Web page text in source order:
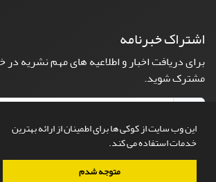
این وب سایت از کوکی ها برای اطمینان از ارائه بهترین
خدمات استفاده می کند.
متوجه شدم
اشتراک خبرنامه
برای دریافت اخبار و اطلاعیه های مهم نشریه در
مشترک شوید.